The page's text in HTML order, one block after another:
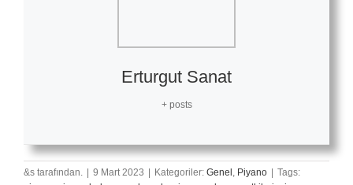
Erturgut Sanat
+ posts
&s tarafından. 9 Mart 2023 Kategoriler: Genel , Piyano
Tags: